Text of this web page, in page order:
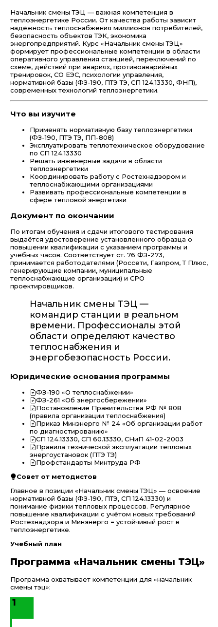
Начальник смены ТЭЦ — важная компетенция в
теплоэнергетике России. От качества работы зависит
надёжность теплоснабжения миллионов потребителей,
безопасность объектов ТЭК, экономика
энергопредприятий. Курс «Начальник смены ТЭЦ»
формирует профессиональные компетенции в области
оперативного управления станцией, переключений по
схеме, действий при авариях, противоаварийных
тренировок, СО ЕЭС, психологии управления,
нормативной базы (ФЗ-190, ПТЭ ТЭ, СП 124.13330, ФНП),
современных технологий теплоэнергетики.
Что вы изучите
Применять нормативную базу теплоэнергетики
(ФЗ-190, ПТЭ ТЭ, ПП-808)
Эксплуатировать теплотехническое оборудование
по СП 124.13330
Решать инженерные задачи в области
теплоэнергетики
Координировать работу с Ростехнадзором и
теплоснабжающими организациями
Развивать профессиональные компетенции в
сфере тепловой энергетики
Документ по окончании
По итогам обучения и сдачи итогового тестирования
выдаётся удостоверение установленного образца о
повышении квалификации с указанием программы и
учебных часов. Соответствует ст. 76 ФЗ-273,
принимается работодателями (Россети, Газпром, Т Плюс,
генерирующие компании, муниципальные
теплоснабжающие организации) и СРО
проектировщиков.
Начальник смены ТЭЦ —
командир станции в реальном
времени. Профессионалы этой
области определяют качество
теплоснабжения и
энергобезопасность России.
Юридические основания программы
ФЗ-190 «О теплоснабжении»
ФЗ-261 «Об энергосбережении»
Постановление Правительства РФ № 808
(правила организации теплоснабжения)
Приказ Минэнерго № 24 «Об организации работ
по диагностированию»
СП 124.13330, СП 60.13330, СНиП 41-02-2003
Правила технической эксплуатации тепловых
энергоустановок (ПТЭ ТЭ)
Профстандарты Минтруда РФ
Совет от методистов
Главное в позиции «Начальник смены ТЭЦ» — освоение
нормативной базы (ФЗ-190, ПТЭ, СП 124.13330) и
понимание физики тепловых процессов. Регулярное
повышение квалификации с учётом новых требований
Ростехнадзора и Минэнерго = устойчивый рост в
теплоэнергетике.
Учебный план
Программа «Начальник смены ТЭЦ»
Программа охватывает компетенции для «начальник
смены тэц»:
1